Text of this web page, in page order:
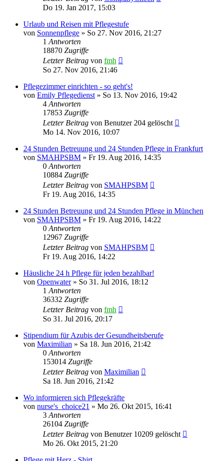
Do 19. Jan 2017, 15:03
Urlaub und Reisen mit Pflegestufe
von Sonnenpflege » So 27. Nov 2016, 21:27
1 Antworten
18870 Zugriffe
Letzter Beitrag von fmh
So 27. Nov 2016, 21:46
Pflegezimmer einrichten - so geht's!
von Emily Pflegedienst » So 13. Nov 2016, 19:42
4 Antworten
17853 Zugriffe
Letzter Beitrag von Benutzer 204 gelöscht
Mo 14. Nov 2016, 10:07
24 Stunden Betreuung und 24 Stunden Pflege in Frankfurt
von SMAHPSBM » Fr 19. Aug 2016, 14:35
0 Antworten
10884 Zugriffe
Letzter Beitrag von SMAHPSBM
Fr 19. Aug 2016, 14:35
24 Stunden Betreuung und 24 Stunden Pflege in München
von SMAHPSBM » Fr 19. Aug 2016, 14:22
0 Antworten
12967 Zugriffe
Letzter Beitrag von SMAHPSBM
Fr 19. Aug 2016, 14:22
Häusliche 24 h Pflege für jeden bezahlbar!
von Openwater» So 31. Jul 2016, 18:12
1 Antworten
36332 Zugriffe
Letzter Beitrag von fmh
So 31. Jul 2016, 20:17
Stipendium für Azubis der Gesundheitsberufe
von Maximilian » Sa 18. Jun 2016, 21:42
0 Antworten
153014 Zugriffe
Letzter Beitrag von Maximilian
Sa 18. Jun 2016, 21:42
Wo informieren sich Pflegekräfte
von nurse's_choice21 » Mo 26. Okt 2015, 16:41
3 Antworten
26104 Zugriffe
Letzter Beitrag von Benutzer 10209 gelöscht
Mo 26. Okt 2015, 21:20